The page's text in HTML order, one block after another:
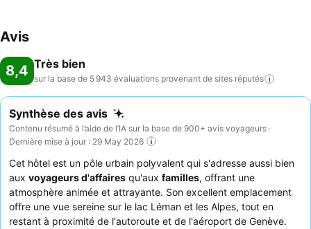
Avis
8,4 Très bien
sur la base de 5 943 évaluations provenant de sites réputés
Synthèse des avis
Contenu résumé à l’aide de l’IA sur la base de 900+ avis voyageurs ·
Dernière mise à jour : 29 May 2026
Cet hôtel est un pôle urbain polyvalent qui s'adresse aussi bien
aux voyageurs d'affaires qu'aux familles, offrant une
atmosphère animée et attrayante. Son excellent emplacement
offre une vue sereine sur le lac Léman et les Alpes, tout en
restant à proximité de l'autoroute et de l'aéroport de Genève.